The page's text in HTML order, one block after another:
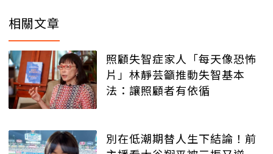
相關文章
照顧失智症家人「每天像恐怖
片」林靜芸籲推動失智基本
法：讓照顧者有依循
別在低潮期替人生下結論！前